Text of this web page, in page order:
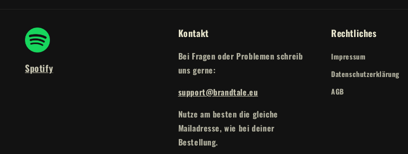
Spotify
Kontakt
Bei Fragen oder Problemen schreib
uns gerne:
support@brandtale.eu
Nutze am besten die gleiche
Mailadresse, wie bei deiner
Bestellung.
Rechtliches
Impressum
Datenschutzerklärung
AGB